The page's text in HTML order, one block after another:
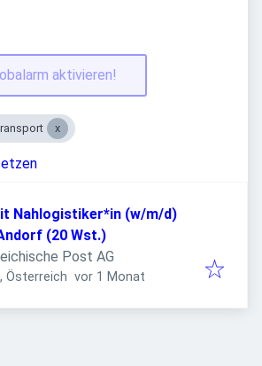
aktivieren!
Nahlogistiker*in (w/m/d)
(20 Wst.)
Post AG
Österreich Veröffentlicht
vor 1 Monat